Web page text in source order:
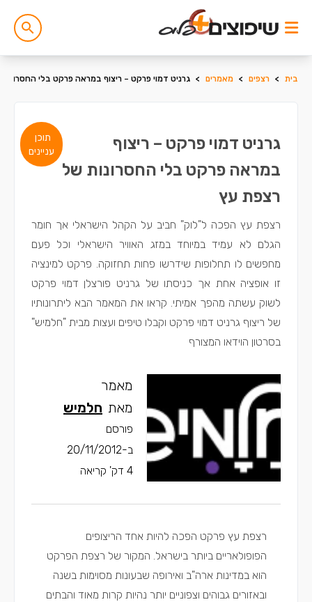
בית > רצפים > מאמרים > גרניט דמוי פרקט – ריצוף במראה פרקט בלי
תוכן
עניינים
גרניט דמוי פרקט – ריצוף
במראה פרקט בלי החסרונות של
רצפת עץ
רצפת עץ הפכה ל"לוק" חביב על הקהל הישראלי אך חומר
הגלם לא עמיד במיוחד במזג האוויר הישראלי וכל פעם
מחפשים לו תחלופות שידרשו פחות תחזוקה. פרקט למינציה
זו אופציה אחת אך כניסתו של גרניט פורצלן דמוי פרקט
לשוק עשתה מהפך אמיתי. קראו את המאמר הבא ליתרונותיו
של ריצוף גרניט דמוי פרקט וקבלו טיפים ועצות מבית "חלמיש"
בסרטון הוידאו המצורף
מאמר
מאת חלמיש
פורסם
ב-20/11/2012
4 דק' קריאה
רצפת עץ פרקט הפכה להיות אחד הריצופים
הפופולאריים ביותר בישראל. המקור של רצפת הפרקט
הוא במדינות ארה"ב ואירופה שבעונות מסוימות בשנה
ובאזורים גבוהים וצפוניים יותר נהיות קרות מאוד והבתים